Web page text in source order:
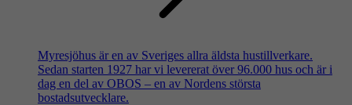
Myresjöhus är en av Sveriges allra äldsta hustillverkare.
Sedan starten 1927 har vi levererat över 96.000 hus och är i
dag en del av OBOS – en av Nordens största
bostadsutvecklare.